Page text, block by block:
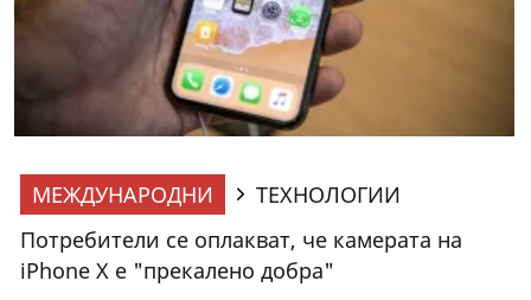
МЕЖДУНАРОДНИ
ТЕХНОЛОГИИ
Потребители се оплакват, че камерата на
iPhone X е "прекалено добра"